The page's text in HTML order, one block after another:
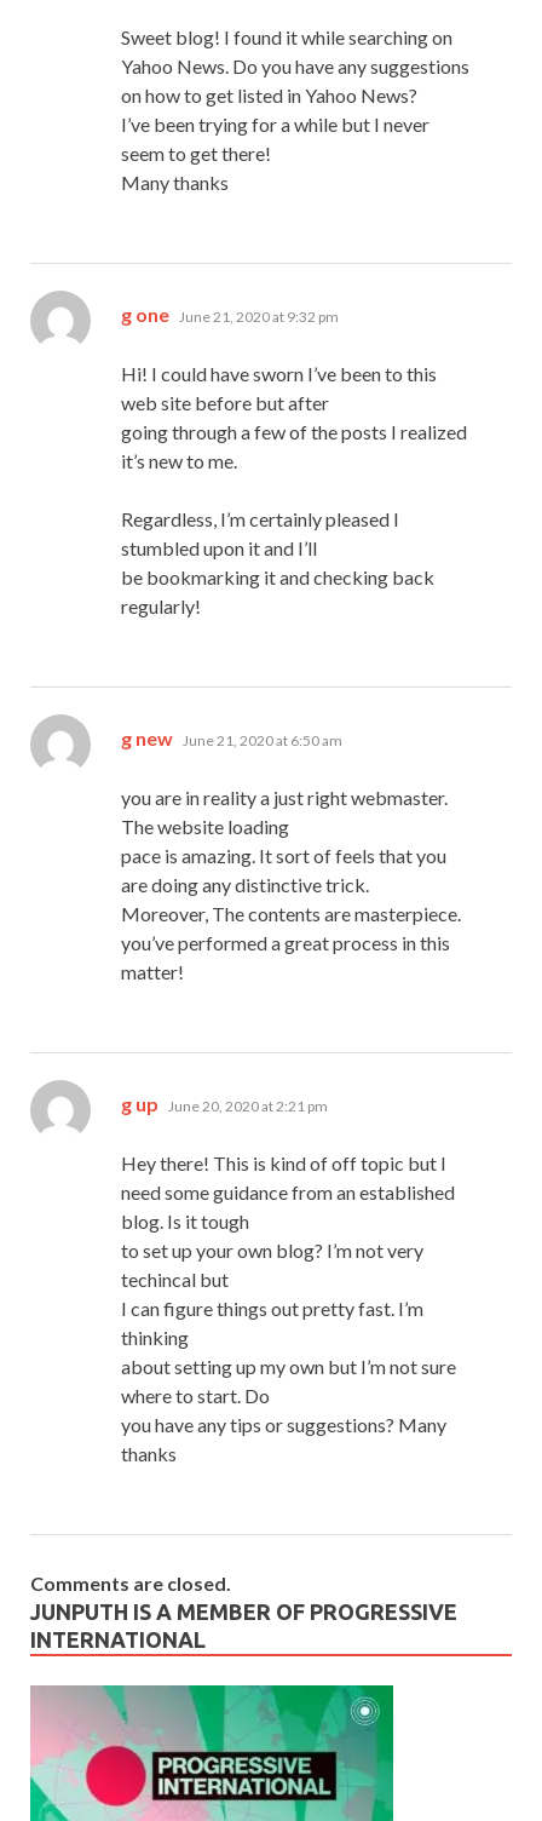
Sweet blog! I found it while searching on
Yahoo News. Do you have any suggestions
on how to get listed in Yahoo News?
I’ve been trying for a while but I never
seem to get there!
Many thanks
g one says:
June 21, 2020 at 9:32 pm
Hi! I could have sworn I’ve been to this
web site before but after
going through a few of the posts I realized
it’s new to me.
Regardless, I’m certainly pleased I
stumbled upon it and I’ll
be bookmarking it and checking back
regularly!
g new says:
June 21, 2020 at 6:50 am
you are in reality a just right webmaster.
The website loading
pace is amazing. It sort of feels that you
are doing any distinctive trick.
Moreover, The contents are masterpiece.
you’ve performed a great process in this
matter!
g up says:
June 20, 2020 at 2:21 pm
Hey there! This is kind of off topic but I
need some guidance from an established
blog. Is it tough
to set up your own blog? I’m not very
techincal but
I can figure things out pretty fast. I’m
thinking
about setting up my own but I’m not sure
where to start. Do
you have any tips or suggestions? Many
thanks
Comments are closed.
JUNPUTH IS A MEMBER OF PROGRESSIVE
INTERNATIONAL